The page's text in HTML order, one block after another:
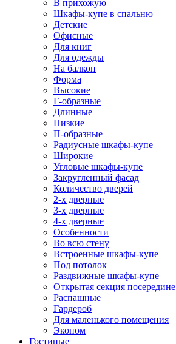
В прихожую
Шкафы-купе в спальню
Детские
Офисные
Для книг
Для одежды
На балкон
Форма
Высокие
Г-образные
Длинные
Низкие
П-образные
Радиусные шкафы-купе
Широкие
Угловые шкафы-купе
Закругленный фасад
Количество дверей
2-х дверные
3-х дверные
4-х дверные
Особенности
Во всю стену
Встроенные шкафы-купе
Под потолок
Раздвижные шкафы-купе
Открытая секция посередине
Распашные
Гардероб
Для маленького помещения
Эконом
Гостиные